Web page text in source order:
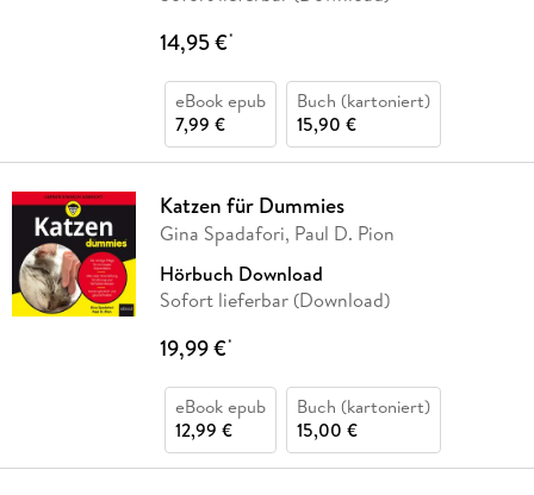
14,95 €*
eBook epub
7,99 €
Buch (kartoniert)
15,90 €
Katzen für Dummies
Gina Spadafori, Paul D. Pion
Hörbuch Download
Sofort lieferbar (Download)
19,99 €*
eBook epub
12,99 €
Buch (kartoniert)
15,00 €